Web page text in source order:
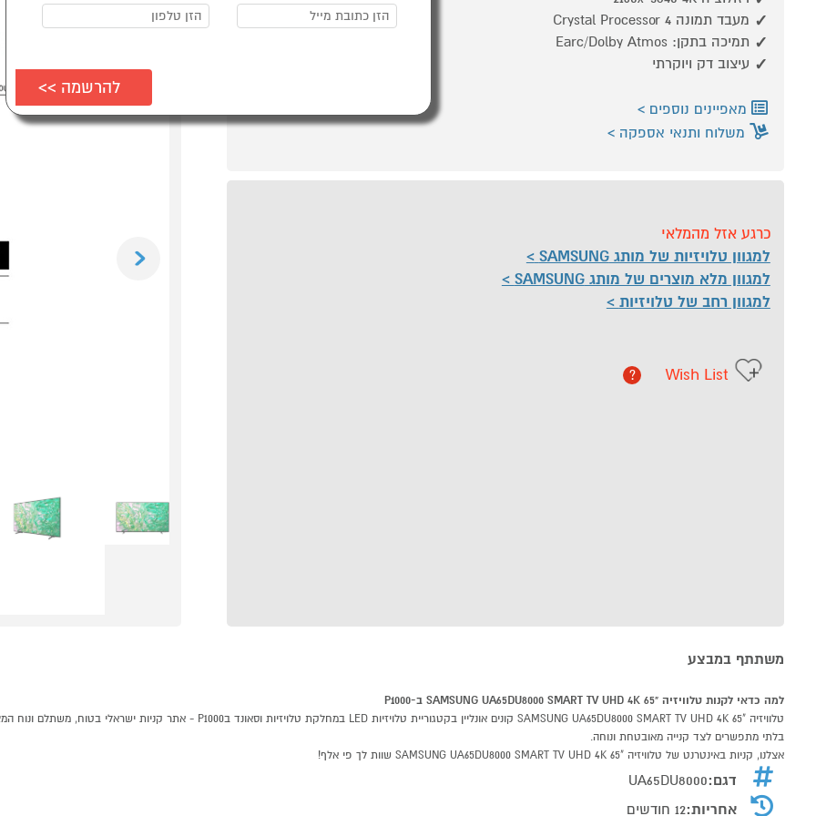
מעבד תמונה Crystal Processor 4
תמיכה בתקן: Earc/Dolby Atmos
עיצוב דק ויוקרתי
מאפיינים נוספים
משלוח ותנאי אספקה
כרגע אזל מהמלאי
למגוון טלויזיות של מותג SAMSUNG
למגוון מלא מוצרים של מותג SAMSUNG
למגוון רחב של טלויזיות
Wish List
?
משתתף במבצע
למה כדאי לקנות טלוויזיה "65 SAMSUNG UA65DU8000 SMART TV UHD 4K ב-P1000
בלתי מתפשרים לצד קנייה מאובטחת ונוחה.
אצלנו, קניות באינטרנט של טלוויזיה "65 SAMSUNG UA65DU8000 SMART TV UHD 4K שוות לך פי אלף!
דגם:UA65DU8000
אחריות:12 חודשים